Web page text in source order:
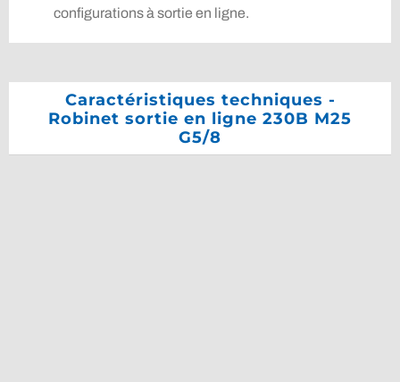
configurations à sortie en ligne.
Caractéristiques techniques -
Robinet sortie en ligne 230B M25
G5/8